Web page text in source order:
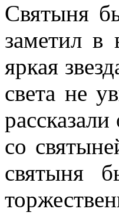
Святыня
заметил в
яркая
света не
со
святыня